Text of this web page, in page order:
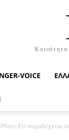
VOICE
EU παραδέχεται